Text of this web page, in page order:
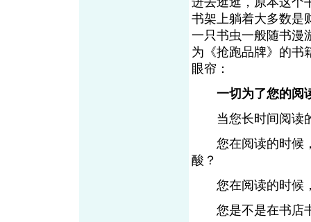
书架上躺着大多数是
一只书虫一般随书漫
为《抢跑品牌》的书
眼帘：
一切为了您的阅
当您长时间阅读的
您在阅读的时候，
酸？
您在阅读的时候，
您是不是在书店